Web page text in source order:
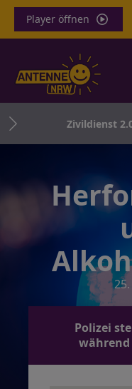
Player öffnen
Zivildienst
Polizei